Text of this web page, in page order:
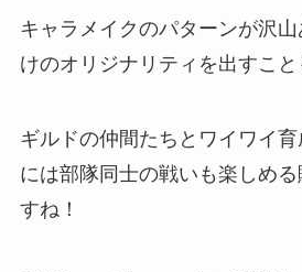
キャラメイクのパターンが沢山
けのオリジナリティを出すこと
ギルドの仲間たちとワイワイ
には部隊同士の戦いも楽しめる
すね！